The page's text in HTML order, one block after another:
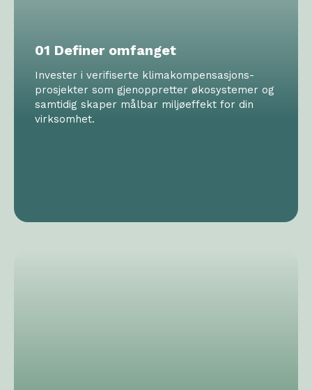
01 Definer omfanget
Invester i verifiserte klimakompensasjons-
prosjekter som gjenoppretter økosystemer og
samtidig skaper målbar miljøeffekt for din
virksomhet.